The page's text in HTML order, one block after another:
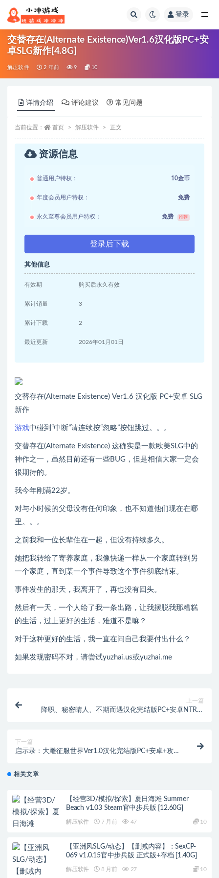
登录
交替存在(Alternate Existence)Ver1.6汉化版PC+安
卓SLG新作[4.8G]
解压软件 2 年前 9 10
详情介绍 评论建议 常见问题
当前位置： 首页 解压软件 正文
资源信息
普通用户特权： 10金币
年度会员用户特权： 免费
永久至尊会员用户特权： 免费 推荐
登录后下载
其他信息
有效期 购买后永久有效
累计销量 3
累计下载 2
最近更新 2026年01月01日
交替存在(Alternate Existence) Ver1.6 汉化版 PC+安卓 SLG
新作
游戏中碰到“中断”请连续按“忽略”按钮跳过。。。
交替存在(Alternate Existence) 这确实是一款欧美SLG中的
神作之一，虽然目前还有一些BUG，但是相信大家一定会
很期待的。
我今年刚满22岁。
对与小时候的父母没有任何印象，也不知道他们现在在哪
里。。。
之前我和一位长辈住在一起，但没有持续多久。
她把我转给了寄养家庭，我像快递一样从一个家庭转到另
一个家庭，直到某一个事件导致这个事件彻底结束。
事件发生的那天，我离开了，再也没有回头。
然后有一天，一个人给了我一条出路，让我摆脱我那糟糕
的生活，过上更好的生活，难道不是嘛？
对于这种更好的生活，我一直在问自己我要付出什么？
如果发现密码不对，请尝试yuzhai.us或yuzhai.me
上一篇
降职、秘密晴人、不期而遇汉化完结版PC+安卓NTR三
下一篇
启示录：大雕征服世界Ver1.0汉化完结版PC+安卓+攻略
相关文章
【经营3D/模拟/探索】夏日海滩 Summer
Beach v1.03 Steam官中步兵版 [12.60G]
解压软件 7 月前 47 10
【亚洲风SLG/动态】【删减内容】：SexCP-
069 v1.0.15官中步兵版 正式版+存档 [1.40G]
解压软件 8 月前 27 10